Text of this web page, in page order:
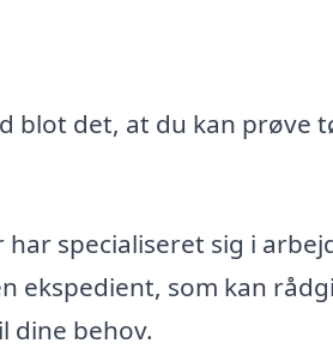
blot det, at du kan prøve
specialiseret sig i
ekspedient, som kan
dine behov.